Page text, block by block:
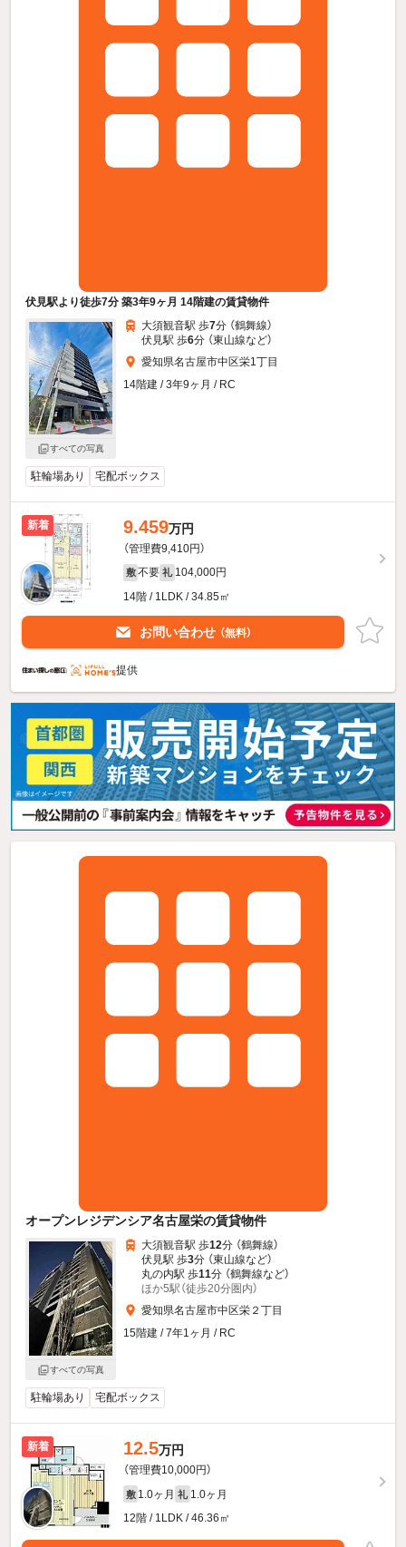
伏見駅より徒歩7分 築3年9ヶ月 14階建の賃貸物件
すべての写真
大須観音駅 歩7分 （鶴舞線）
伏見駅 歩6分 （東山線など）
愛知県名古屋市中区栄1丁目
14階建 / 3年9ヶ月 / RC
駐輪場あり 宅配ボックス
新着 9.459万円
（管理費9,410円）
敷 不要 礼 104,000円
14階 / 1LDK / 34.85㎡
お問い合わせ （無料）
提供
オープンレジデンシア名古屋栄の賃貸物件
すべての写真
大須観音駅 歩12分 （鶴舞線）
伏見駅 歩3分 （東山線など）
丸の内駅 歩11分 （鶴舞線など）
ほか5駅（徒歩20分圏内）
愛知県名古屋市中区栄２丁目
15階建 / 7年1ヶ月 / RC
駐輪場あり 宅配ボックス
新着 12.5万円
（管理費10,000円）
敷 1.0ヶ月 礼 1.0ヶ月
12階 / 1LDK / 46.36㎡